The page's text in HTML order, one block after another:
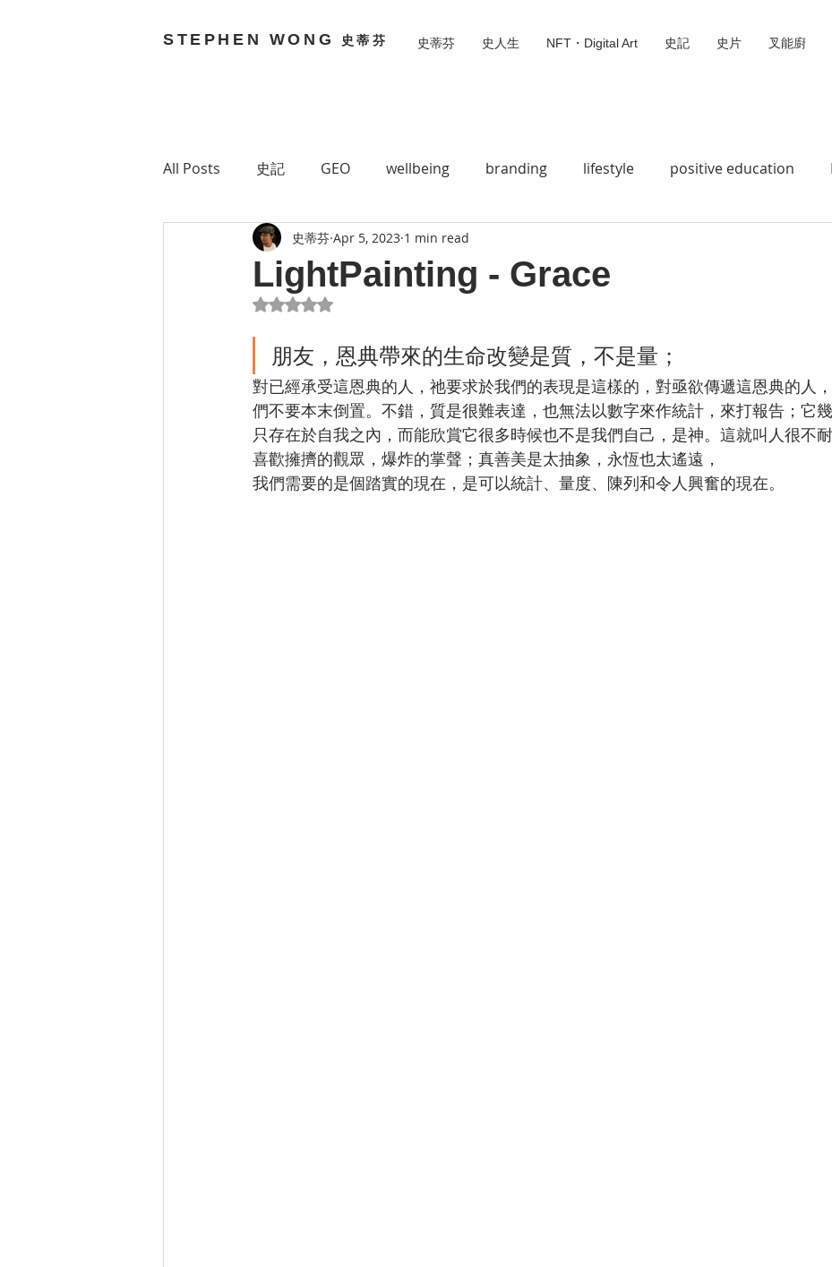
STEPHEN WONG 史蒂芬 史蒂芬 史人生 NFT・Digital Art 史記 史片 叉能廚
All Posts 史記 GEO wellbeing branding lifestyle positive education
Brain Bouncy Stephen 史蒂芬 Social Wedia
Technology 網絡媒體
MetaVerse Digital Art 叉能廚 無標題類別 We can fly 愛的
Gamification 齊齊去 系列
LightPainting - Grace
史蒂芬 Apr 5, 2023 1 min read
Rated NaN out of 5 stars.
朋友，恩典帶來的生命改變是質，不是量；
對已經承受這恩典的人，祂要求於我們的表現是這樣的，對亟欲傳遞這恩典的人
們不要本末倒置。不錯，質是很難表達，也無法以數字來作統計，來打報告；它
只存在於自我之內，而能欣賞它很多時候也不是我們自己，是神。這就叫人很不
喜歡擁擠的觀眾，爆炸的掌聲；真善美是太抽象，永恆也太遙遠，
我們需要的是個踏實的現在，是可以統計、量度、陳列和令人興奮的現在。